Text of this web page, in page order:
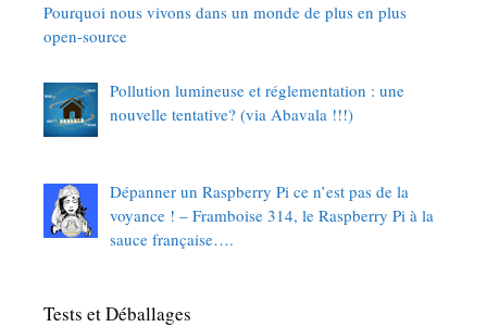
Pourquoi nous vivons dans un monde de plus en plus
open-source
Pollution lumineuse et réglementation : une
nouvelle tentative? (via Abavala !!!)
Dépanner un Raspberry Pi ce n’est pas de la
voyance ! – Framboise 314, le Raspberry Pi à la
sauce française….
Tests et Déballages